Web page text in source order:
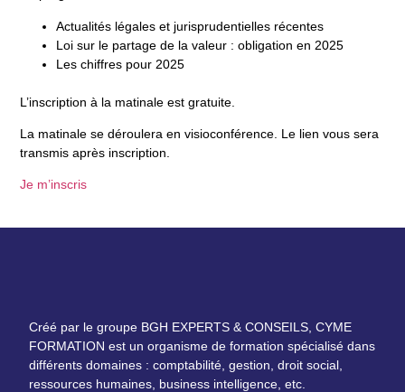
Actualités légales et jurisprudentielles récentes
Loi sur le partage de la valeur : obligation en 2025
Les chiffres pour 2025
L’inscription à la matinale est gratuite
La matinale se déroulera envisioconférence. Le lien vous sera
transmis après inscription.
Je m’inscris
Créé par le groupe BGH EXPERTS & CONSEILS, CYME
FORMATION est un organisme de formation spécialisé dans
différents domaines : comptabilité, gestion, droit social,
ressources humaines, business intelligence, etc.